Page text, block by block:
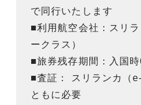
で同行いたします
■利用航空会社：スリ
ークラス）
■旅券残存期間：入国
■査証： スリランカ（
ともに必要